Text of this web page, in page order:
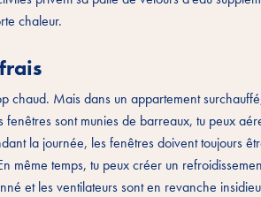
chaleur.
chaud. Mais dans un appartement
sont munies de barreaux, tu peux
la journée, les fenêtres doivent toujours
même temps, tu peux créer un
et les ventilateurs sont en revanche